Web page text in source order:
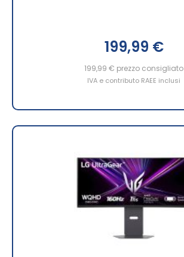
199,99 €
199,99 € prezzo consigliato
IVA e contributo RAEE inclusi